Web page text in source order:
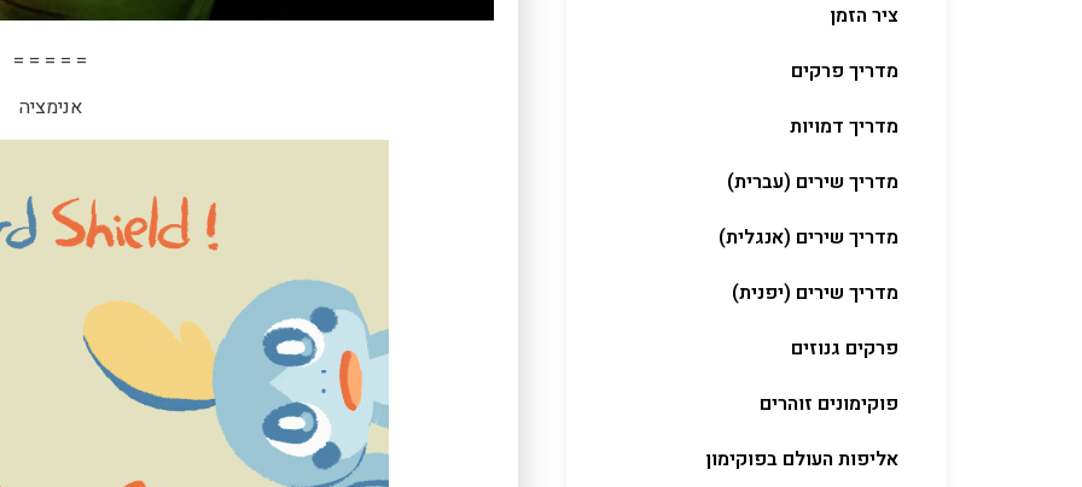
ציר הזמן
מדריך פרקים
מדריך דמויות
מדריך שירים (עברית)
מדריך שירים (אנגלית)
מדריך שירים (יפנית)
פרקים גנוזים
פוקימונים זוהרים
אליפות העולם בפוקימון
= = = = =
אנימציה